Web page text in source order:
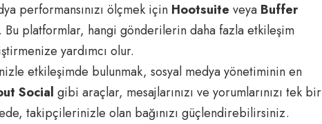
performansınızı ölçmek için Hootsuite veya Buffer
Bu platformlar, hangi gönderilerin daha fazla etkileşim
yardımcı olur.
etkileşimde bulunmak, sosyal medya yönetiminin en
Social gibi araçlar, mesajlarınızı ve yorumlarınızı tek bir
takipçilerinizle olan bağınızı güçlendirebilirsiniz.